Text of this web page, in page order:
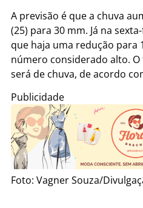
A previsão é que a chuva
(25) para 30 mm. Já na
que haja uma redução para
número considerado alto.
será de chuva, de acordo
Publicidade
Foto: Vagner Souza/